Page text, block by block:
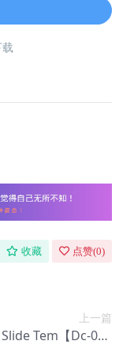
收藏 点赞(0)
上一篇
Tem【Dc-008